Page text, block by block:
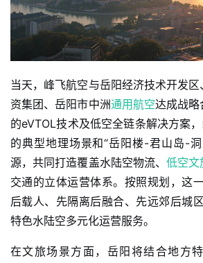
当天，峰飞航空与岳阳经济技术开发
资集团、岳阳市中洲通用航空达成战略
的eVTOL技术及低空全链条解决方案
的典型地理场景和“岳阳楼-君山岛-
源，共同打造覆盖水陆空物流、低空文
交通的立体运营体系。按照规划，这
后载人、先隔离后融合、先远郊后城
特色水陆空多元化运营服务。
在文旅场景方面，岳阳将结合地方